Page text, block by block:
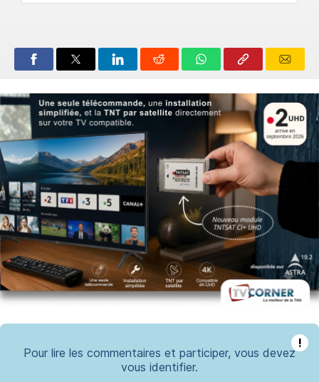
!
Pour lire les commentaires et participer, vous devez
vous identifier.